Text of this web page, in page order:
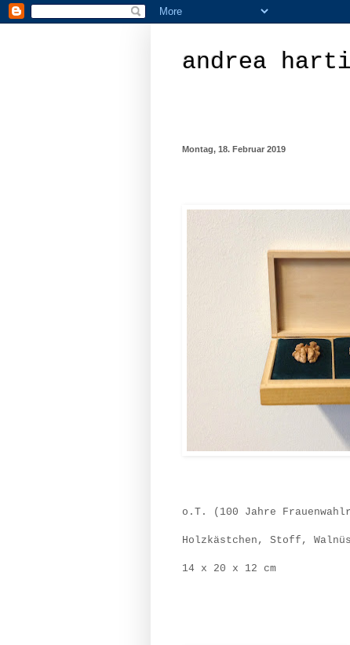
andrea
Montag, 18. Februar 2019
o.T. (100 Jahre
Holzkästchen, Stoff,
14 x 20 x 12 cm